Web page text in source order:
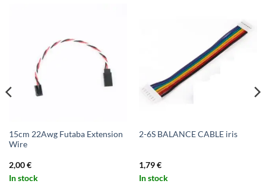
15cm 22Awg Futaba Extension
Wire
2,00€
In stock
2-6S BALANCE CABLE iris
1,79€
In stock